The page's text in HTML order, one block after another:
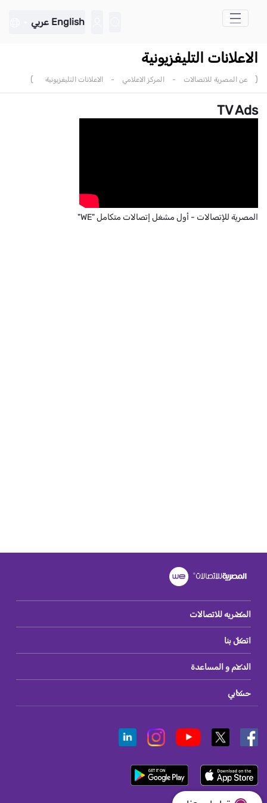
تخطي إلى المحتوى الرئيسي
English عربي
الاعلانات التليفزيونية
( عن المصرية للاتصالات - المركز الاعلامي - الاعلانات التليفزيونية )
TV Ads
المصرية للإتصالات - أول مشغل إتصالات متكامل "WE"
المصريه للاتصالات
اتصل بنا
الدعم و المساعدة
حسابي